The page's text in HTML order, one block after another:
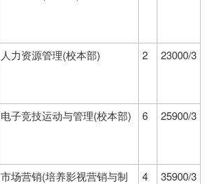
人力资源管理(校本部) 2 23000/3
电子竞技运动与管理(校本部) 6 25900/3
市场营销(培养影视营销与制
4 35900/3